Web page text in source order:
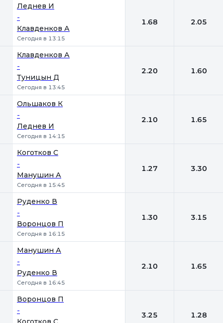
Леднев И
-
Клавденков А
Сегодня в 13:15
1.68 2.05
Клавденков А
-
Туницын Д
Сегодня в 13:45
2.20 1.60
Ольшаков К
-
Леднев И
Сегодня в 14:15
2.10 1.65
Коготков С
-
Манушин А
Сегодня в 15:45
1.27 3.30
Руденко В
-
Воронцов П
Сегодня в 16:15
1.30 3.15
Манушин А
-
Руденко В
Сегодня в 16:45
2.10 1.65
Воронцов П
- 3.25 1.28